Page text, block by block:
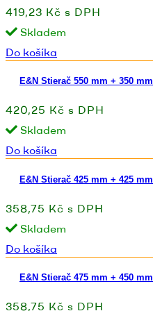
419,23 Kč s DPH
Skladem
Do košíka
E&N Stierač 550 mm + 350 mm
420,25 Kč s DPH
Skladem
Do košíka
E&N Stierač 425 mm + 425 mm
358,75 Kč s DPH
Skladem
Do košíka
E&N Stierač 475 mm + 450 mm
358,75 Kč s DPH